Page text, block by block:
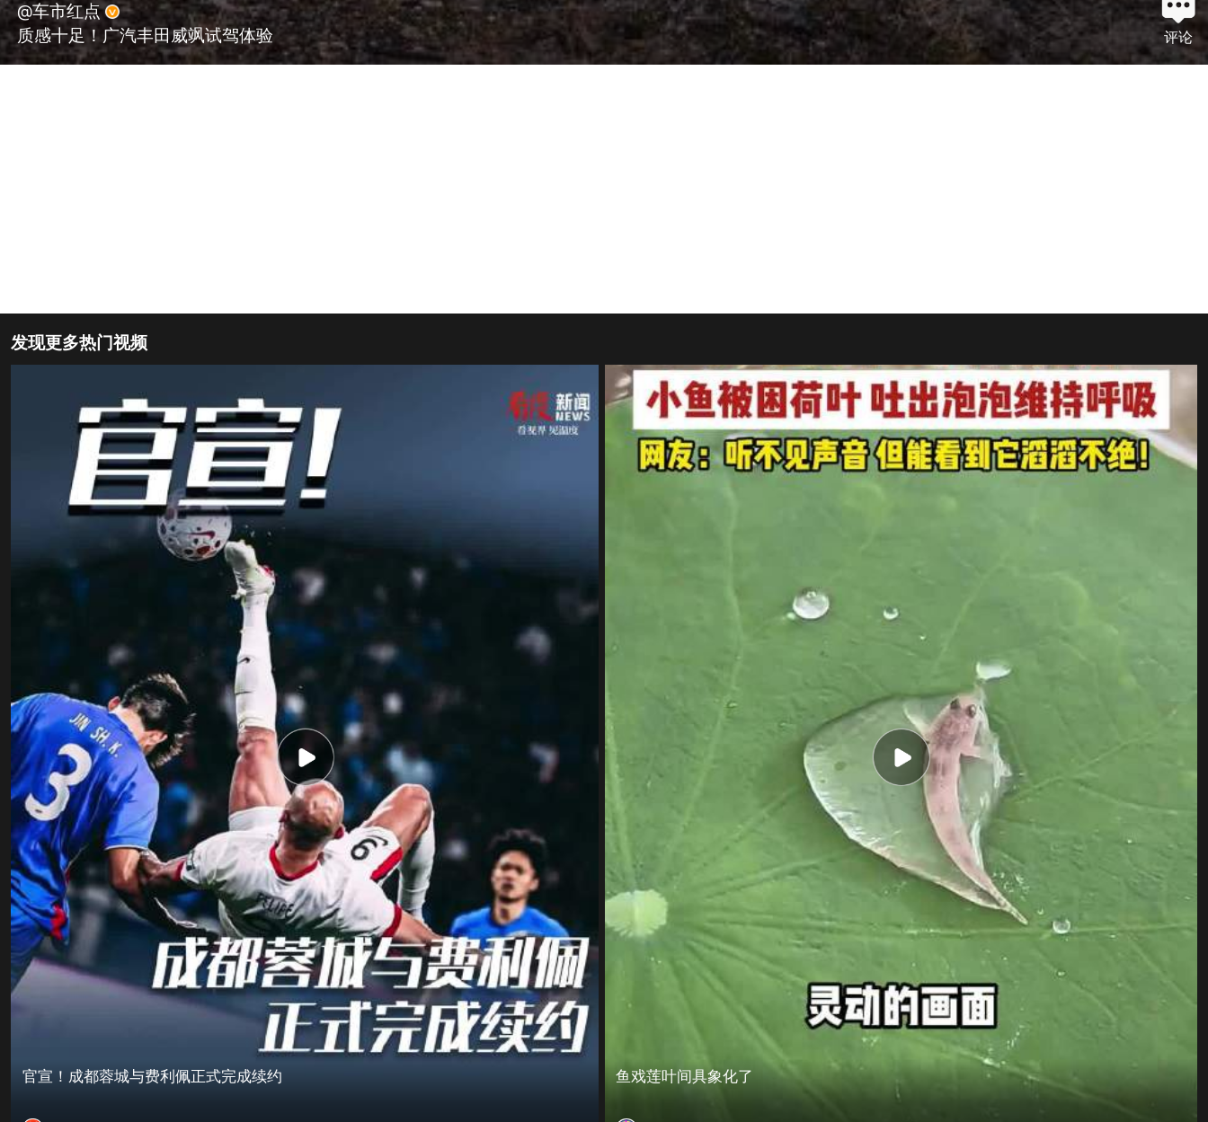
评论
@车市红点
质感十足！广汽丰田威飒试驾体验
发现更多热门视频
官宣！成都蓉城与费利佩正式完成续约 鱼戏莲叶间具象化了